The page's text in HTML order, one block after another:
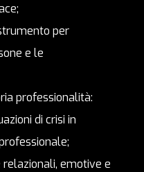
per
e le
professionalità:
di crisi in
relazionali, emotive e